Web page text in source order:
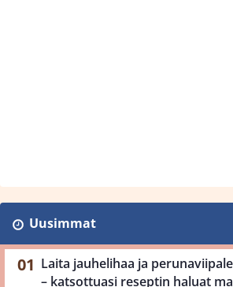
Uusimmat
Laita jauhelihaa ja
– katsottuasi reseptin haluat